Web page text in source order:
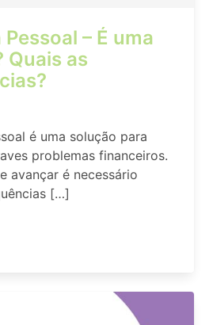
– É uma
Quais as
é uma solução para
problemas financeiros.
avançar é necessário
[…]